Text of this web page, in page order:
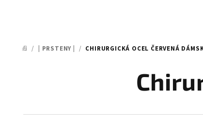
DOMŮ
/ | PRSTENY | / CHIRURGICKÁ OCEL ČERVENÁ